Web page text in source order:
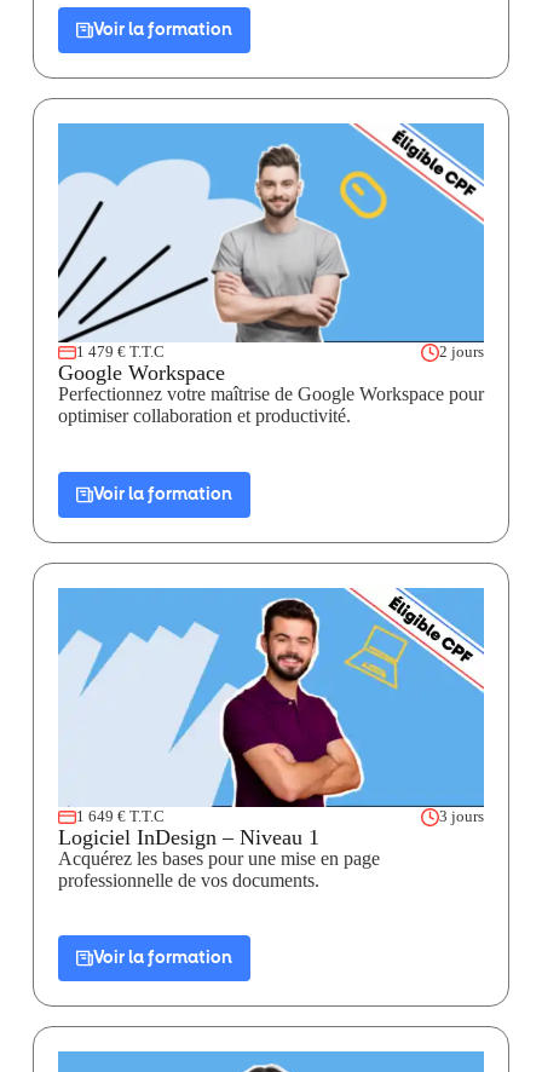
Voir la formation
1 479 € T.T.C 2 jours
Google Workspace
Perfectionnez votre maîtrise de Google Workspace pour
optimiser collaboration et productivité.
Voir la formation
1 649 € T.T.C 3 jours
Logiciel InDesign – Niveau 1
Acquérez les bases pour une mise en page
professionnelle de vos documents.
Voir la formation